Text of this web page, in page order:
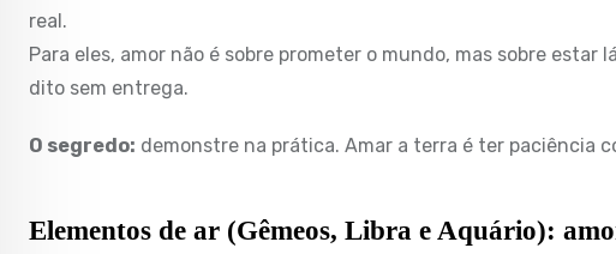
real.
Para eles, amor não é sobre prometer o mundo, mas sobre estar
dito sem entrega.
O segredo: demonstre na prática. Amar a terra é ter paciência
Elementos de ar (Gêmeos, Libra e Aquário):